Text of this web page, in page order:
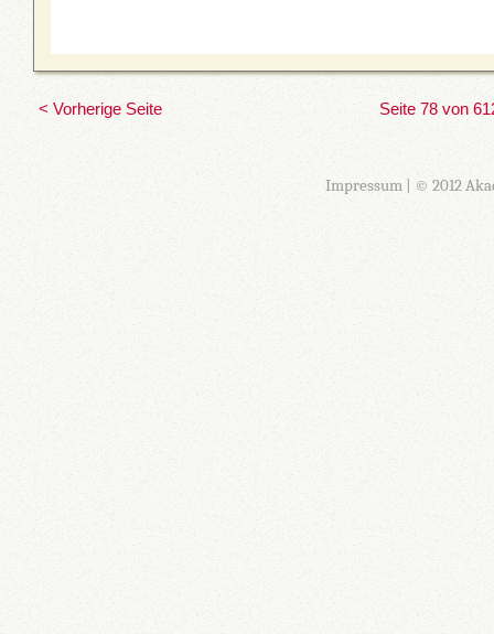
< Vorherige Seite Seite 78 von
Impressum| © 2012